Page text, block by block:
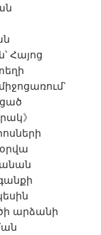
Հայոց
》
արձանի